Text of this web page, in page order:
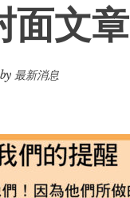
面文章
by 最新消息